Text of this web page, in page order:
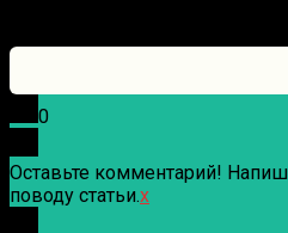
0
Оставьте комментарий!
поводу статьи.x